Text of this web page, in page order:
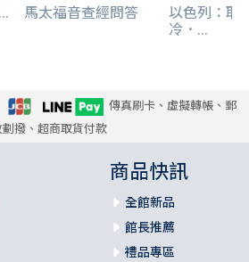
馬太福音查經問答 以色列：耶
冷．...
傳真刷卡、虛擬轉帳、郵
撥、超商取貨付款
商品快訊
全館新品
館長推薦
禮品專區